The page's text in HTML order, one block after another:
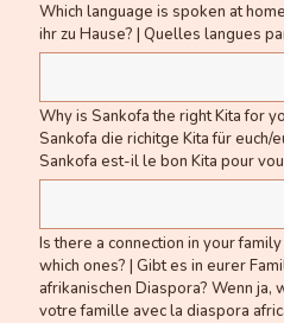
Which language is spoken at
ihr zu Hause? | Quelles langues
Why is Sankofa the right Kita for
Sankofa die richitge Kita für euch/
Sankofa est-il le bon Kita pour
Is there a connection in your
which ones? | Gibt es in eurer
afrikanischen Diaspora? Wenn ja,
votre famille avec la diaspora